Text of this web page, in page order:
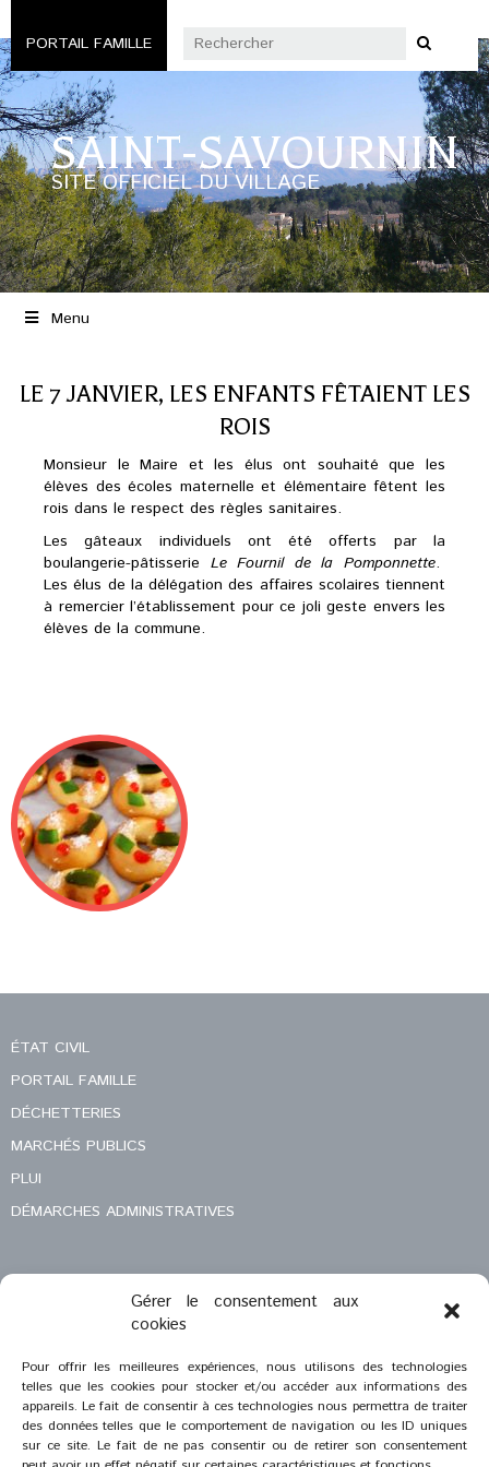
Gérer le consentement aux
cookies
Pour offrir les meilleures expériences, nous utilisons des technologies
telles que les cookies pour stocker et/ou accéder aux informations des
appareils. Le fait de consentir à ces technologies nous permettra de traiter
des données telles que le comportement de navigation ou les ID uniques
sur ce site. Le fait de ne pas consentir ou de retirer son consentement
PORTAIL FAMILLE
SAINT-SAVOURNIN
SITE OFFICIEL DU VILLAGE
Menu
LE 7 JANVIER, LES ENFANTS FÊTAIENT LES
ROIS
Monsieur le Maire et les élus ont souhaité que les
élèves des écoles maternelle et élémentaire fêtent les
rois dans le respect des règles sanitaires.
Les gâteaux individuels ont été offerts par la
boulangerie-pâtisserie Le Fournil de la Pomponnette.
Les élus de la délégation des affaires scolaires tiennent
à remercier l’établissement pour ce joli geste envers les
élèves de la commune.
ÉTAT CIVIL
PORTAIL FAMILLE
DÉCHETTERIES
MARCHÉS PUBLICS
PLUI
DÉMARCHES ADMINISTRATIVES
MENTIONS LÉGALES